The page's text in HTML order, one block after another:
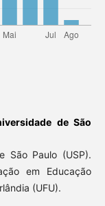
de São
São Paulo (USP).
em Educação
(UFU).